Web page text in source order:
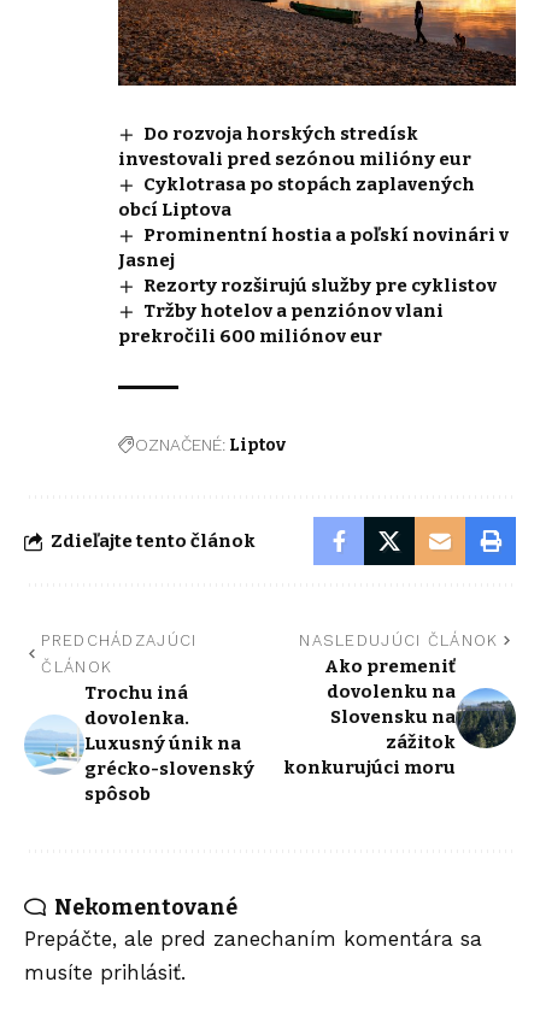
Do rozvoja horských stredísk
investovali pred sezónou milióny eur
Cyklotrasa po stopách zaplavených
obcí Liptova
Prominentní hostia a poľskí novinári v
Jasnej
Rezorty rozširujú služby pre cyklistov
Tržby hotelov a penziónov vlani
prekročili 600 miliónov eur
OZNAČENÉ: Liptov
Zdieľajte tento článok
PREDCHÁDZAJÚCI
ČLÁNOK
Trochu iná
dovolenka.
Luxusný únik na
grécko-slovenský
spôsob
NASLEDUJÚCI ČLÁNOK
Ako premeniť
dovolenku na
Slovensku na
zážitok
konkurujúci moru
Nekomentované
Prepáčte, ale pred zanechaním komentára sa
musíte prihlásiť.